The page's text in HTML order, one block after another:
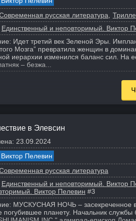
русская литература
Единственный и неповторимый. Виктор
Идет третий век Зеленой Эры.
Мозга” превратила женщин в
иерархии изменился баланс сил. На
– безжа...
в Элевсин
23.09.2024
Виктор Пелевин
русская литература
Единственный и неповторимый. Виктор
Виктор Пелевин #3
МУСКУСНАЯ НОЧЬ – засекреченное
погубившее планету. Начальник службы